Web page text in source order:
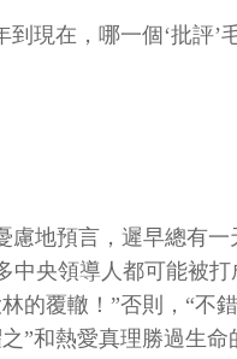
現在，哪一個‘批評’
地預言，遲早總有
央領導人都可能被
的覆轍！”否則，“不
”和熱愛真理勝過生